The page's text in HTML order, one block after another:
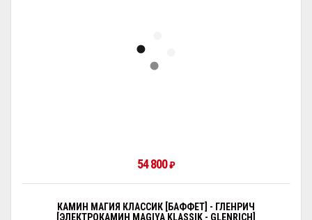
54 800₽
КАМИН МАГИЯ КЛАССИК [БАФФЕТ] - ГЛЕНРИЧ
[ЭЛЕКТРОКАМИН MAGIYA KLASSIK - GLENRICH]